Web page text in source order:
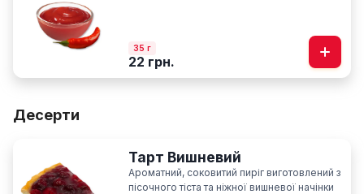
35 г
22 грн.
Десерти
Тарт Вишневий
Ароматний, соковитий пиріг виготовлений з
пісочного тіста та ніжної вишневої начінки